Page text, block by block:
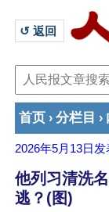
↺ 返回
首页 › 分栏目 ›
2026年5月13日 发
他列习清洗
逃？(图)